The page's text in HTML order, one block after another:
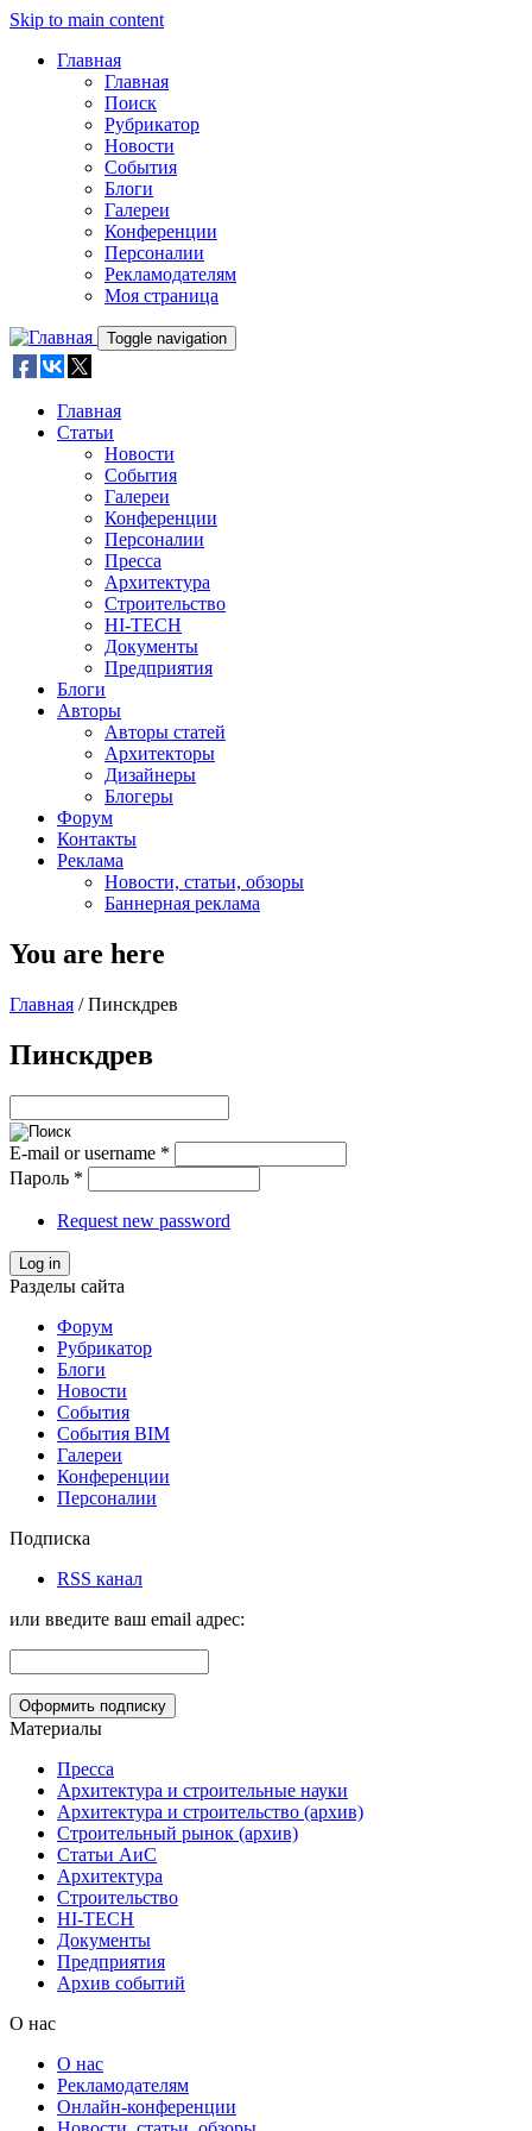
Skip to main content
Главная
Главная
Поиск
Рубрикатор
Новости
События
Блоги
Галереи
Конференции
Персоналии
Рекламодателям
Моя страница
Toggle navigation
Главная
Статьи
Новости
События
Галереи
Конференции
Персоналии
Пресса
Архитектура
Строительство
HI-TECH
Документы
Предприятия
Блоги
Авторы
Авторы статей
Архитекторы
Дизайнеры
Блогеры
Форум
Контакты
Реклама
Новости, статьи, обзоры
Баннерная реклама
You are here
Главная / Пинскдрев
Пинскдрев
E-mail or username *
Пароль *
Request new password
Log in
Разделы сайта
Форум
Рубрикатор
Блоги
Новости
События
События BIM
Галереи
Конференции
Персоналии
Подписка
RSS канал
или введите ваш email адрес:
Материалы
Пресса
Архитектура и строительные науки
Архитектура и строительство (архив)
Строительный рынок (архив)
Статьи АиС
Архитектура
Строительство
HI-TECH
Документы
Предприятия
Архив событий
О нас
О нас
Рекламодателям
Онлайн-конференции